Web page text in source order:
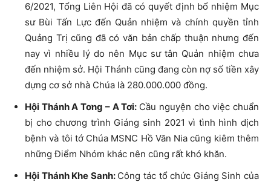
6/2021, Tổng Liên Hội đã có quyết định bổ nhiệm Mục
sư Bùi Tấn Lực đến Quản nhiệm và chính quyền tỉnh
Quảng Trị cũng đã có văn bản chấp thuận nhưng đến
nay vì nhiều lý do nên Mục sư tân Quản nhiệm chưa
đến nhiệm sở. Hội Thánh cũng đang còn nợ số tiền xây
dựng cơ sở nhà Chúa là 280.000.000 đồng.
Hội Thánh A Tơng – A Tơi: Cầu nguyện cho việc chuẩn
bị cho chương trình Giáng sinh 2021 vì tình hình dịch
bệnh và tôi tớ Chúa MSNC Hồ Văn Nia cũng kiêm thêm
những Điểm Nhóm khác nên cũng rất khó khăn.
Hội Thánh Khe Sanh: Công tác tổ chức Giáng Sinh của